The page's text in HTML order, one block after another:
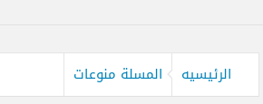
بدءاً من غدا الأثنين .. طيران الإمارات تبدأ في
الرقمية ” و تودع ” الورقية ” للرحلات من دبي
الرئيسيه المسلة منوعات